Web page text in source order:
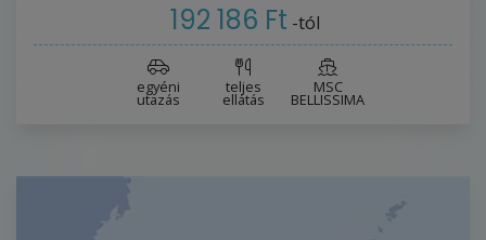
192 186 Ft -tól
egyéni
utazás
teljes
ellátás
MSC
BELLISSIMA